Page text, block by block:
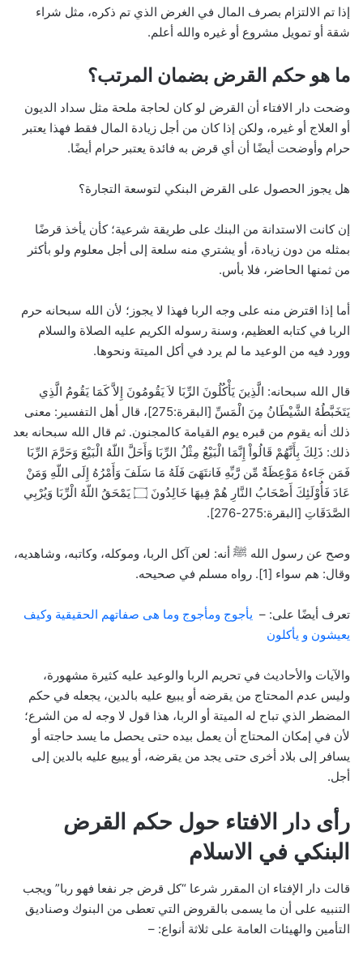
إذا تم الالتزام بصرف المال في الغرض الذي تم ذكره، مثل شراء
شقة أو تمويل مشروع أو غيره والله أعلم.
ما هو حكم القرض بضمان المرتب؟
وضحت دار الافتاء أن القرض لو كان لحاجة ملحة مثل سداد الديون
أو العلاج أو غيره، ولكن إذا كان من أجل زيادة المال فقط فهذا يعتبر
حرام وأوضحت أيضًا أن أي قرض به فائدة يعتبر حرام أيضًا.
هل يجوز الحصول على القرض البنكي لتوسعة التجارة؟
إن كانت الاستدانة من البنك على طريقة شرعية؛ كأن يأخذ قرضًا
بمثله من دون زيادة، أو يشتري منه سلعة إلى أجل معلوم ولو بأكثر
من ثمنها الحاضر، فلا بأس.
أما إذا اقترض منه على وجه الربا فهذا لا يجوز؛ لأن الله سبحانه حرم
الربا في كتابه العظيم، وسنة رسوله الكريم عليه الصلاة والسلام
وورد فيه من الوعيد ما لم يرد في أكل الميتة ونحوها.
قال الله سبحانه: الَّذِينَ يَأْكُلُونَ الرِّبَا لاَ يَقُومُونَ إِلاَّ كَمَا يَقُومُ الَّذِي
يَتَخَبَّطُهُ الشَّيْطَانُ مِنَ الْمَسِّ [البقرة:275]، قال أهل التفسير: معنى
ذلك أنه يقوم من قبره يوم القيامة كالمجنون. ثم قال الله سبحانه بعد
ذلك: ذَلِكَ بِأَنَّهُمْ قَالُواْ إِنَّمَا الْبَيْعُ مِثْلُ الرِّبَا وَأَحَلَّ اللّهُ الْبَيْعَ وَحَرَّمَ الرِّبَا
فَمَن جَاءهُ مَوْعِظَةٌ مِّن رَّبِّهِ فَانتَهَىَ فَلَهُ مَا سَلَفَ وَأَمْرُهُ إِلَى اللّهِ وَمَنْ
عَادَ فَأُوْلَئِكَ أَصْحَابُ النَّارِ هُمْ فِيهَا خَالِدُونَ ۝ يَمْحَقُ اللّهُ الْرِّبَا وَيُرْبِي
الصَّدَقَاتِ [البقرة:275-276].
وصح عن رسول الله ﷺ أنه: لعن آكل الربا، وموكله، وكاتبه، وشاهديه،
وقال: هم سواء [1]. رواه مسلم في صحيحه.
تعرف أيضًا على: – يأجوج ومأجوج وما هى صفاتهم الحقيقية وكيف
يعيشون و يأكلون
والآيات والأحاديث في تحريم الربا والوعيد عليه كثيرة مشهورة،
وليس عدم المحتاج من يقرضه أو يبيع عليه بالدين، يجعله في حكم
المضطر الذي تباح له الميتة أو الربا، هذا قول لا وجه له من الشرع؛
لأن في إمكان المحتاج أن يعمل بيده حتى يحصل ما يسد حاجته أو
يسافر إلى بلاد أخرى حتى يجد من يقرضه، أو يبيع عليه بالدين إلى
أجل.
رأى دار الافتاء حول حكم القرض
البنكي في الاسلام
قالت دار الإفتاء ان المقرر شرعا “كل قرض جر نفعا فهو ربا” ويجب
التنبيه على أن ما يسمى بالقروض التي تعطى من البنوك وصناديق
التأمين والهيئات العامة على ثلاثة أنواع: –